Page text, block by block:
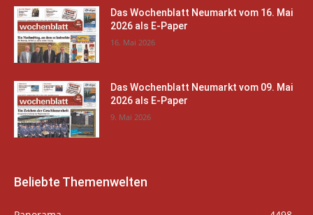
Das Wochenblatt Neumarkt vom 16. Mai
2026 als E-Paper
16. Mai 2026
Das Wochenblatt Neumarkt vom 09. Mai
2026 als E-Paper
9. Mai 2026
Beliebte Themenwelten